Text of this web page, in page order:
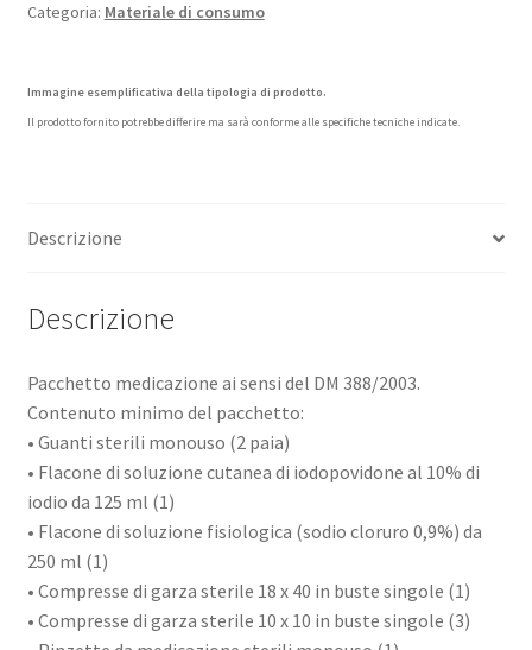
Categoria: Materiale di consumo
Immagine esemplificativa della tipologia di prodotto.
Il prodotto fornito potrebbe differire ma sarà conforme alle specifiche tecniche indicate.
Descrizione
Descrizione
Pacchetto medicazione ai sensi del DM 388/2003.
Contenuto minimo del pacchetto:
• Guanti sterili monouso (2 paia)
• Flacone di soluzione cutanea di iodopovidone al 10% di
iodio da 125 ml (1)
• Flacone di soluzione fisiologica (sodio cloruro 0,9%) da
250 ml (1)
• Compresse di garza sterile 18 x 40 in buste singole (1)
• Compresse di garza sterile 10 x 10 in buste singole (3)